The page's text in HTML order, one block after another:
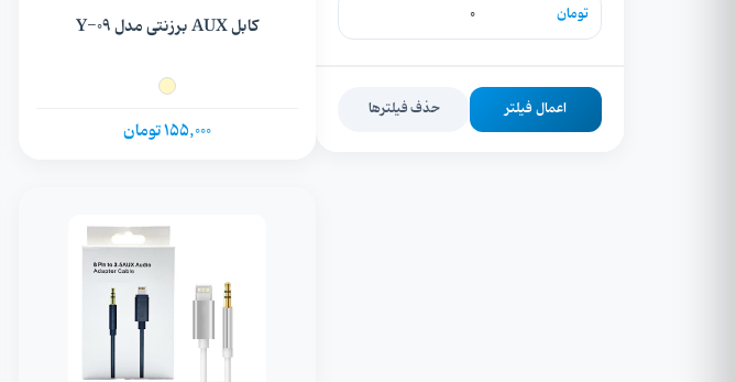
تومان
اعمال فیلتر حذف فیلترها
کابل AUX برزنتی مدل Y-09
155,000 تومان